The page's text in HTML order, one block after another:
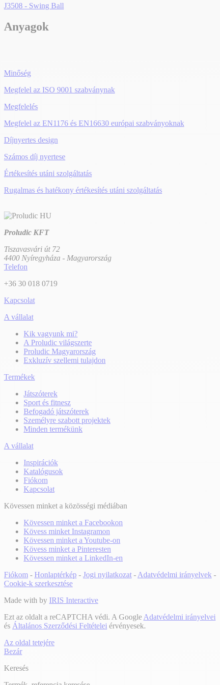
J3508 - Swing Ball
Anyagok
Minőség
Megfelel az ISO 9001 szabványnak
Megfelelés
Megfelel az EN1176 és EN16630 európai szabványoknak
Díjnyertes design
Számos díj nyertese
Értékesítés utáni szolgáltatás
Rugalmas és hatékony értékesítés utáni szolgáltatás
Proludic KFT
Tiszavasvári út 72
4400 Nyíregyháza - Magyarország
Telefon
+36 30 018 0719
Kapcsolat
A vállalat
Kik vagyunk mi?
A Proludic világszerte
Proludic Magyarország
Exkluzív szellemi tulajdon
Termékek
Játszóterek
Sport és fitnesz
Befogadó játszóterek
Személyre szabott projektek
Minden termékünk
A vállalat
Inspirációk
Katalógusok
Fiókom
Kapcsolat
Kövessen minket a közösségi médiában
Kövessen minket a Facebookon
Kövess minket Instagramon
Kövessen minket a Youtube-on
Kövess minket a Pinteresten
Kövessen minket a LinkedIn-en
Fiókom - Honlaptérkép - Jogi nyilatkozat - Adatvédelmi irányelvek -
Cookie-k szerkesztése
Made with by IRIS Interactive
Ezt az oldalt a reCAPTCHA védi. A Google Adatvédelmi irányelvei
és Általános Szerződési Feltételei érvényesek.
Az oldal tetejére
Bezár
Keresés